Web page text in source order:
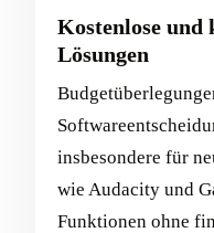
Kostenlose und
Lösungen
insbesondere für
wie Audacity und
Funktionen ohne